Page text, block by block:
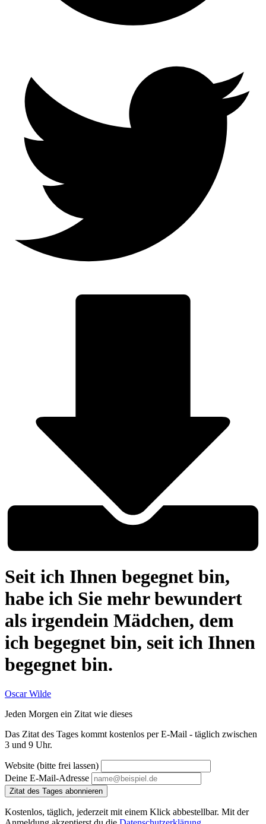
Seit ich Ihnen begegnet bin,
habe ich Sie mehr bewundert
als irgendein Mädchen, dem
ich begegnet bin, seit ich Ihnen
begegnet bin.
Oscar Wilde
Jeden Morgen ein Zitat wie dieses
Das Zitat des Tages kommt kostenlos per E-Mail - täglich zwischen
3 und 9 Uhr.
Website (bitte frei lassen)
Deine E-Mail-Adresse
Zitat des Tages abonnieren
Kostenlos, täglich, jederzeit mit einem Klick abbestellbar. Mit der